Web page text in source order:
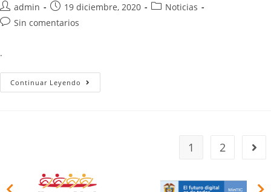
admin 19 diciembre, 2020
Noticias
Sin comentarios
.
Continuar Leyendo
1 2